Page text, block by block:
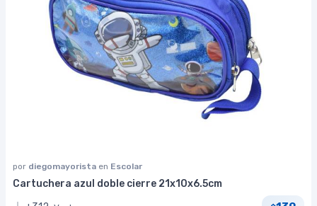
por diegomayorista en Escolar
Cartuchera azul doble cierre 21x10x6.5cm